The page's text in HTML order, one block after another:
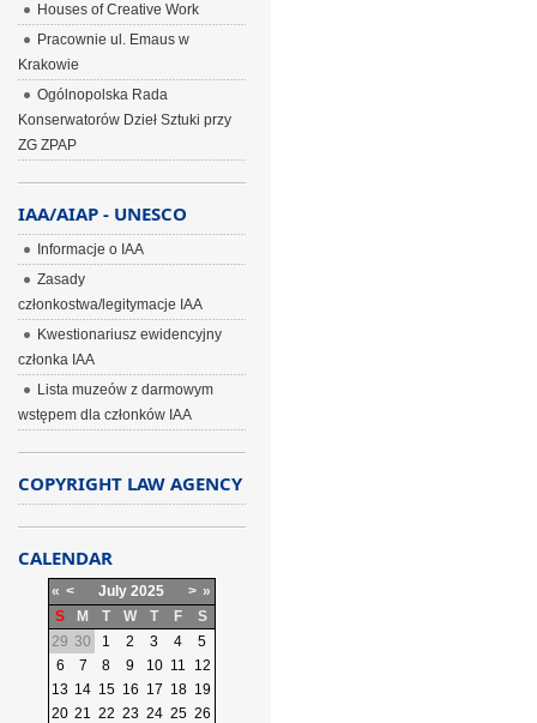
Houses of Creative Work
Pracownie ul. Emaus w
Krakowie
Ogólnopolska Rada
Konserwatorów Dzieł Sztuki przy
ZG ZPAP
IAA/AIAP - UNESCO
Informacje o IAA
Zasady
członkostwa/legitymacje IAA
Kwestionariusz ewidencyjny
członka IAA
Lista muzeów z darmowym
wstępem dla członków IAA
COPYRIGHT LAW AGENCY
CALENDAR
« < July 2025 > »
S
M T W T F
S
29 30 1 2 3 4
5
6
7 8 9 10 11
12
13 14 15 16 17 18 19
20 21 22 23 24 25 26